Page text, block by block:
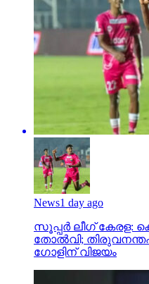
News1 day ago
സൂപ്പര്‍ ലീഗ് കേരള:
തോല്‍വി;
ഗോളിന് വിജയം